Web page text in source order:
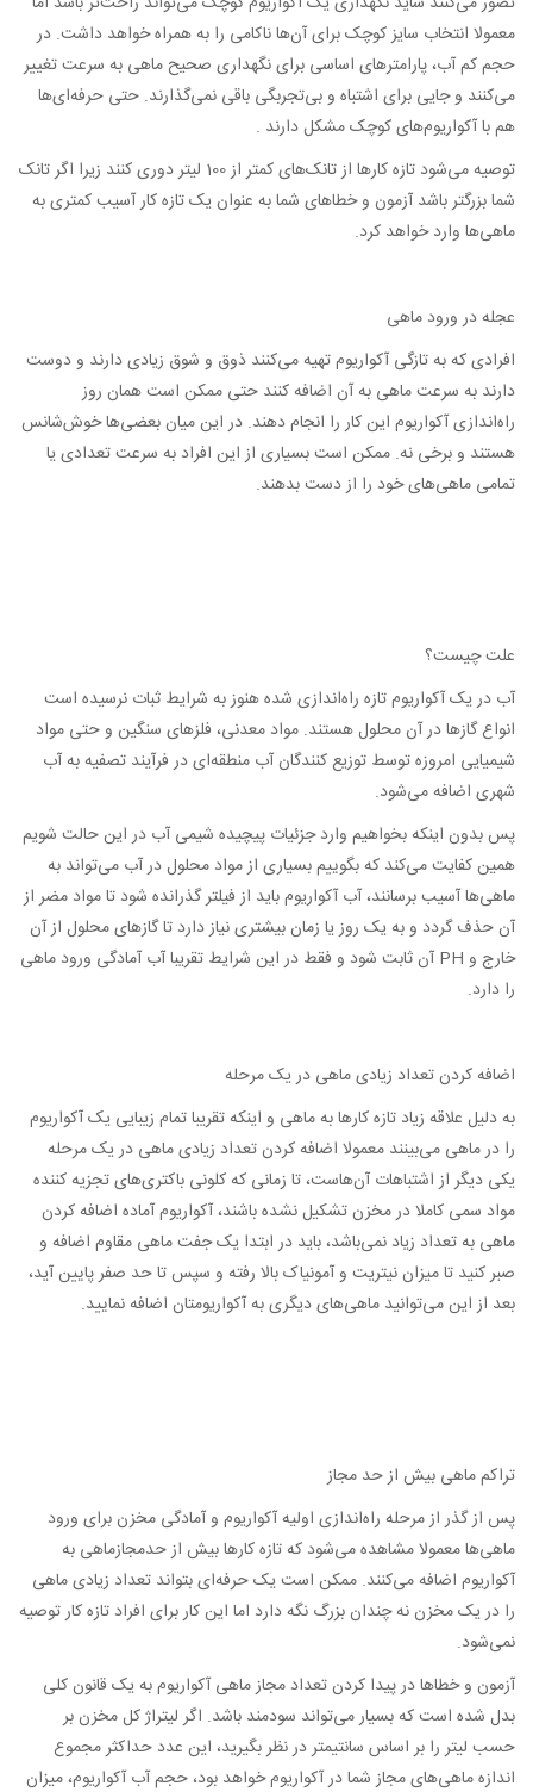
معمولا انتخاب سایز کوچک برای آن‌ها ناکامی را به همراه خواهد داشت. در
حجم کم آب، پارامترهای اساسی برای نگهداری صحیح ماهی به سرعت تغییر
می‌کنند و جایی برای اشتباه و بی‌تجربگی باقی نمی‌گذارند. حتی حرفه‌ای‌ها
هم با آکواریوم‌های کوچک مشکل دارند .
توصیه می‌شود تازه کارها از تانک‌های کمتر از 100 لیتر دوری کنند زیرا اگر تانک
شما بزرگتر باشد آزمون و خطاهای شما به عنوان یک تازه کار آسیب کمتری به
ماهی‌ها وارد خواهد کرد.
عجله در ورود ماهی
افرادی که به تازگی آکواریوم تهیه می‌کنند ذوق و شوق زیادی دارند و دوست
دارند به سرعت ماهی به آن اضافه کنند حتی ممکن است همان روز
راه‌اندازی آکواریوم این کار را انجام دهند. در این میان بعضی‌ها خوش‌شانس
هستند و برخی نه. ممکن است بسیاری از این افراد به سرعت تعدادی یا
تمامی ماهی‌های خود را از دست بدهند.
علت چیست؟
آب در یک آکواریوم تازه راه‌اندازی شده هنوز به شرایط ثبات نرسیده است
انواع گازها در آن محلول هستند. مواد معدنی، فلزهای سنگین و حتی مواد
شیمیایی امروزه توسط توزیع کنندگان آب منطقه‌ای در فرآیند تصفیه به آب
شهری اضافه می‌شود.
پس بدون اینکه بخواهیم وارد جزئیات پیچیده شیمی آب در این حالت شویم
همین کفایت می‌کند که بگوییم بسیاری از مواد محلول در آب می‌تواند به
ماهی‌ها آسیب برسانند، آب آکواریوم باید از فیلتر گذرانده شود تا مواد مضر از
آن حذف گردد و به یک روز یا زمان بیشتری نیاز دارد تا گازهای محلول از آن
خارج و PH آن ثابت شود و فقط در این شرایط تقریبا آب آمادگی ورود ماهی
را دارد.
اضافه کردن تعداد زیادی ماهی در یک مرحله
به دلیل علاقه زیاد تازه کارها به ماهی و اینکه تقریبا تمام زیبایی یک آکواریوم
را در ماهی می‌بینند معمولا اضافه کردن تعداد زیادی ماهی در یک مرحله
یکی دیگر از اشتباهات آن‌هاست، تا زمانی که کلونی باکتری‌های تجزیه کننده
مواد سمی کاملا در مخزن تشکیل نشده باشند، آکواریوم آماده اضافه کردن
ماهی به تعداد زیاد نمی‌باشد، باید در ابتدا یک جفت ماهی مقاوم اضافه و
صبر کنید تا میزان نیتریت و آمونیاک بالا رفته و سپس تا حد صفر پایین آید،
بعد از این می‌توانید ماهی‌های دیگری به آکواریومتان اضافه نمایید.
تراکم ماهی بیش از حد مجاز
پس از گذر از مرحله راه‌اندازی اولیه آکواریوم و آمادگی مخزن برای ورود
ماهی‌ها معمولا مشاهده می‌شود که تازه کارها بیش از حد‌مجاز‌ماهی به
آکواریوم اضافه می‌کنند. ممکن است یک حرفه‌ای بتواند تعداد زیادی ماهی
را در یک مخزن نه چندان بزرگ نگه دارد اما این کار برای افراد تازه کار توصیه
نمی‌شود.
آزمون و خطاها در پیدا کردن تعداد مجاز ماهی آکواریوم به یک قانون کلی
بدل شده است که بسیار می‌تواند سودمند باشد. اگر لیتراژ کل مخزن بر
حسب لیتر را بر اساس سانتیمتر در نظر بگیرید، این عدد حداکثر مجموع
اندازه ماهی‌های مجاز شما در آکواریوم خواهد بود، حجم آب آکواریوم، میزان